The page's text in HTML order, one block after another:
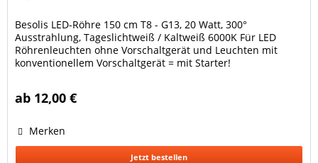
Besolis LED-Röhre 150 cm T8 - G13, 20 Watt, 300°
Ausstrahlung, Tageslichtweiß / Kaltweiß 6000K Für LED
Röhrenleuchten ohne Vorschaltgerät und Leuchten mit
konventionellem Vorschaltgerät = mit Starter!
Leuchten mit Startern (KVG, VVG)* und LED-Röhrenleuchten
ab 12,00 €
Merken
Jetzt bestellen